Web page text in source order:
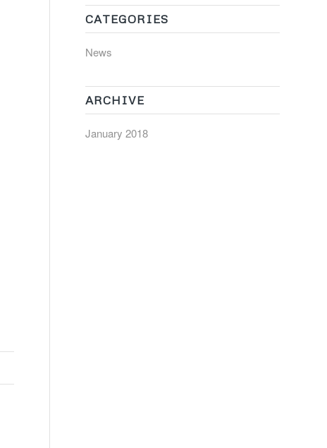
CATEGORIES
News
ARCHIVE
January 2018